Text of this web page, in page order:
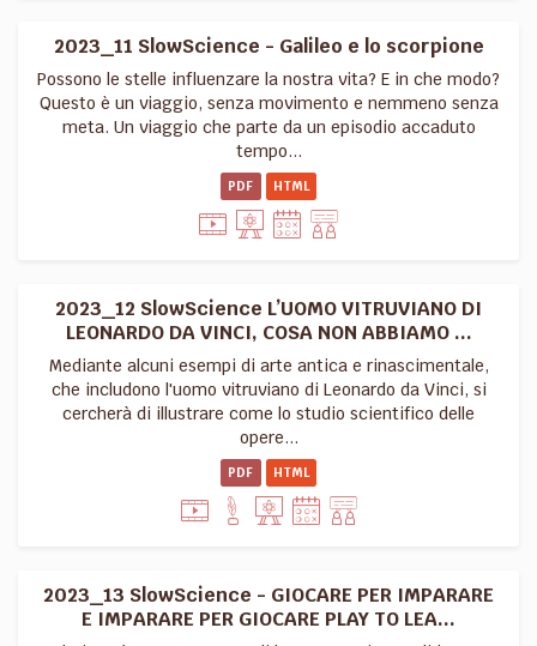
2023_11 SlowScience - Galileo e lo scorpione
Possono le stelle influenzare la nostra vita? E in che modo?
Questo è un viaggio, senza movimento e nemmeno senza
meta. Un viaggio che parte da un episodio accaduto
tempo...
PDF HTML
2023_12 SlowScience L’UOMO VITRUVIANO DI
LEONARDO DA VINCI, COSA NON ABBIAMO ...
Mediante alcuni esempi di arte antica e rinascimentale,
che includono l'uomo vitruviano di Leonardo da Vinci, si
cercherà di illustrare come lo studio scientifico delle
opere...
PDF HTML
2023_13 SlowScience - GIOCARE PER IMPARARE
E IMPARARE PER GIOCARE PLAY TO LEA...